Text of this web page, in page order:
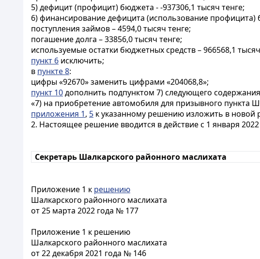
5) дефицит (профицит) бюджета - -937306,1 тысяч тенге;
6) финансирование дефицита (использование профицита)
поступления займов – 4594,0 тысяч тенге;
погашение долга – 33856,0 тысяч тенге;
используемые остатки бюджетных средств – 966568,1
пункт 6 исключить;
в пункте 8:
цифры «92670» заменить цифрами «204068,8»;
пункт 10дополнить подпунктом 7) следующего
«7) на приобретение автомобиля для призывного пункта
приложения 1, 5 к указанному решению изложить в новой
2. Настоящее решение вводится в действие с 1 января 2022
Секретарь Шалкарского районного маслихата
Приложение 1 к решению
Шалкарского районного маслихата
от 25 марта 2022 года № 177
Приложение 1 к решению
Шалкарского районного маслихата
от 22 декабря 2021 года № 146